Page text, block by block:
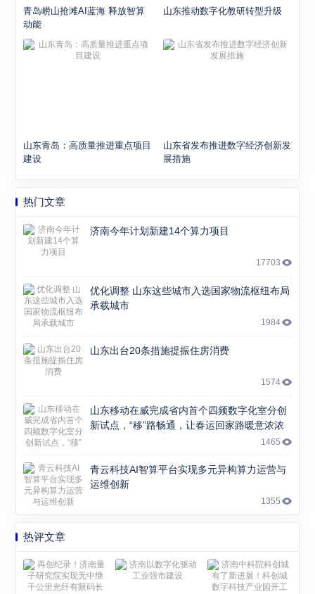
青岛崂山抢滩AI蓝海 释放智算
动能
山东推动数字化教研转型升级
山东青岛：高质量推进重点项目
建设
山东省发布推进数字经济创新发
展措施
热门文章
济南今年计划新建14个算力项目
17703
优化调整 山东这些城市入选国家物流枢纽布局
承载城市
1984
山东出台20条措施提振住房消费
1574
山东移动在威完成省内首个四频数字化室分创
新试点，“移”路畅通，让春运回家路暖意浓浓
1465
青云科技AI智算平台实现多元异构算力运营与
运维创新
1355
热评文章